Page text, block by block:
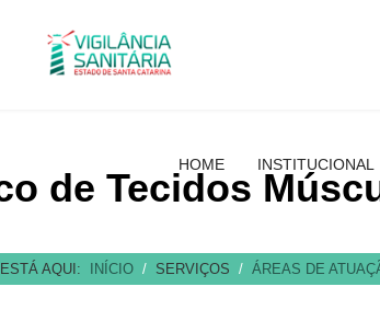
HOME INSTITUCIONAL
de Tecidos
AQUI: INÍCIO SERVIÇOS ÁREAS DE